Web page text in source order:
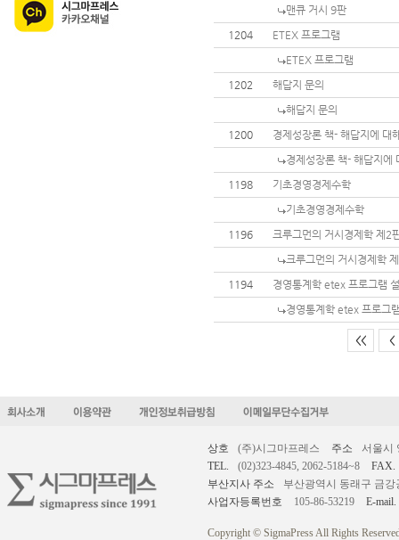
맨큐 거시 9판
1204
ETEX 프로그램
ETEX 프로그램
1202
해답지 문의
해답지 문의
1200
경제성장론 책- 해답지에 대
경제성장론 책- 해답지에
1198
기초경영경제수학
기초경영경제수학
1196
크루그먼의 거시경제학 제2
크루그먼의 거시경제학
1194
경영통계학 etex 프로그램
경영통계학 etex 프로그
<< <
상호 (주)시그마프레스 주소
서울시
TEL.
(02)323-4845, 2062-5184~8
FAX.
부산지사 주소
부산광역시 동래구 금강
사업자등록번호
105-86-53219 E-mail.
Copyright © SigmaPress All Rights